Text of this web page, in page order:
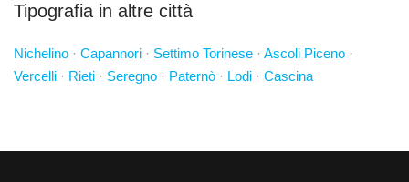
Tipografia in altre città
Nichelino · Capannori · Settimo Torinese · Ascoli Piceno ·
Vercelli · Rieti · Seregno · Paternò · Lodi · Cascina